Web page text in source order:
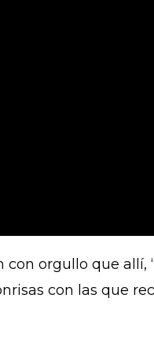
con orgullo que allí,
con las que